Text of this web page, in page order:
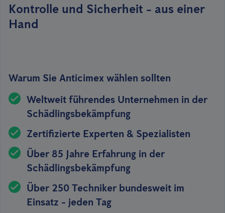
Kontrolle und Sicherheit - aus einer
Hand
Warum Sie Anticimex wählen sollten
Weltweit führendes Unternehmen in der
Schädlingsbekämpfung
Zertifizierte Experten & Spezialisten
Über 85 Jahre Erfahrung in der
Schädlingsbekämpfung
Über 250 Techniker bundesweit im
Einsatz - jeden Tag